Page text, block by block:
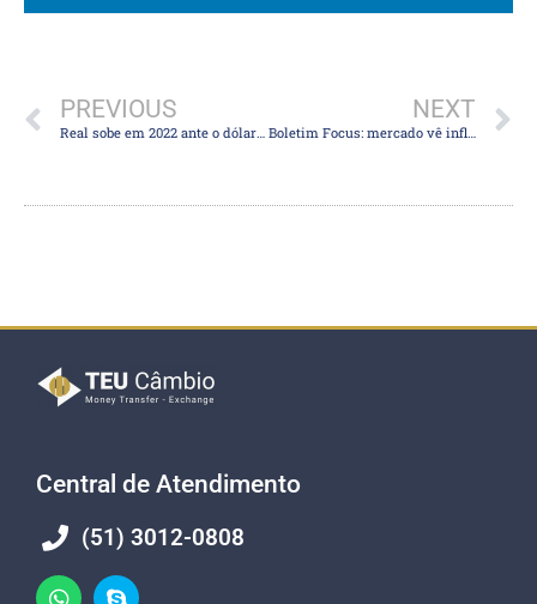
PREVIOUS
Real sobe em 2022 ante o dólar e fica entre as melhores moedas emergentes: movimento seguirá em 2023?
NEXT
Boletim Focus: mercado vê inflação maior em 2023, 2024 e 2025 e Selic mais alta neste ano
Central de Atendimento
(51) 3012-0808